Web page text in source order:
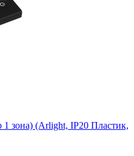
зона) (Arlight, IP20 Пластик,